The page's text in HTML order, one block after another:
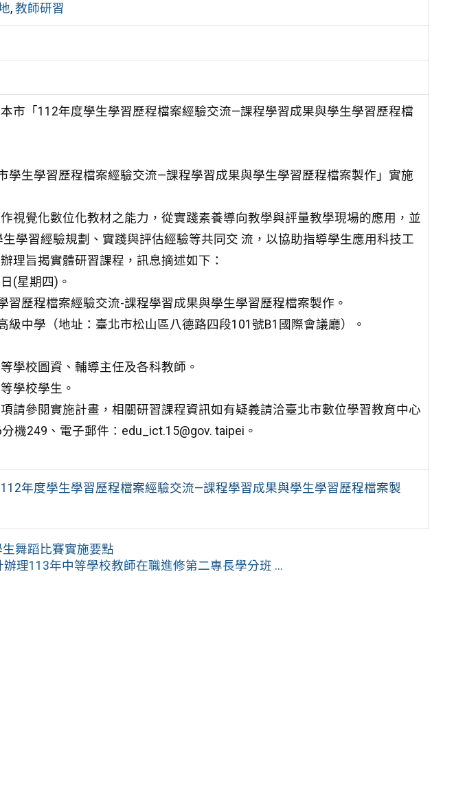
, 教師研習
市「112年度學生學習歷程檔案經驗交流—課程學習成果與學生學習歷程檔
學生學習歷程檔案經驗交流—課程學習成果與學生學習歷程檔案製作」實施
視覺化數位化教材之能力，從實踐素養導向教學與評量教學現場的應用，並
學習經驗規劃、實踐與評估經驗等共同交 流，以協助指導學生應用科技工
理旨揭實體研習課程，訊息摘述如下：
(星期四)。
習歷程檔案經驗交流-課程學習成果與學生學習歷程檔案製作。
級中學（地址：臺北市松山區八德路四段101號B1國際會議廳）。
學校圖資、輔導主任及各科教師。
學校學生。
請參閱實施計畫，相關研習課程資訊如有疑義請洽臺北市數位學習教育中心
機249、電子郵件：edu_ict.15@gov. taipei。
年度學生學習歷程檔案經驗交流—課程學習成果與學生學習歷程檔案製
舞蹈比賽實施要點
理113年中等學校教師在職進修第二專長學分班 ...